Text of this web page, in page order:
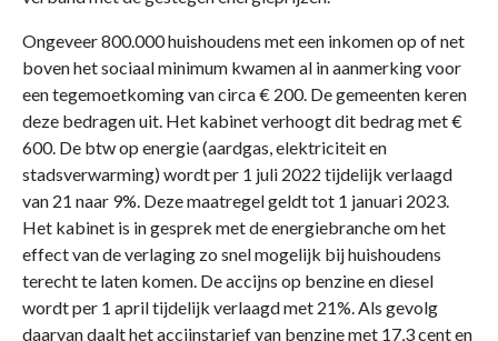
Ongeveer 800.000 huishoudens met een inkomen op of net
boven het sociaal minimum kwamen al in aanmerking voor
een tegemoetkoming van circa € 200. De gemeenten keren
deze bedragen uit. Het kabinet verhoogt dit bedrag met €
600. De btw op energie (aardgas, elektriciteit en
stadsverwarming) wordt per 1 juli 2022 tijdelijk verlaagd
van 21 naar 9%. Deze maatregel geldt tot 1 januari 2023.
Het kabinet is in gesprek met de energiebranche om het
effect van de verlaging zo snel mogelijk bij huishoudens
terecht te laten komen. De accijns op benzine en diesel
wordt per 1 april tijdelijk verlaagd met 21%. Als gevolg
daarvan daalt het accijnstarief van benzine met 17,3 cent en